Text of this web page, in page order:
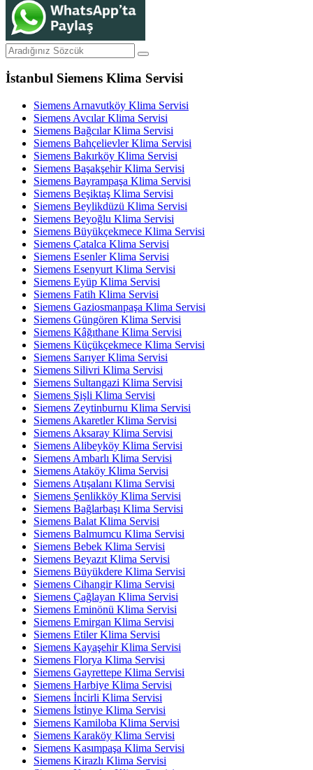
İstanbul Siemens Klima Servisi
Siemens Arnavutköy Klima Servisi
Siemens Avcılar Klima Servisi
Siemens Bağcılar Klima Servisi
Siemens Bahçelievler Klima Servisi
Siemens Bakırköy Klima Servisi
Siemens Başakşehir Klima Servisi
Siemens Bayrampaşa Klima Servisi
Siemens Beşiktaş Klima Servisi
Siemens Beylikdüzü Klima Servisi
Siemens Beyoğlu Klima Servisi
Siemens Büyükçekmece Klima Servisi
Siemens Çatalca Klima Servisi
Siemens Esenler Klima Servisi
Siemens Esenyurt Klima Servisi
Siemens Eyüp Klima Servisi
Siemens Fatih Klima Servisi
Siemens Gaziosmanpaşa Klima Servisi
Siemens Güngören Klima Servisi
Siemens Kâğıthane Klima Servisi
Siemens Küçükçekmece Klima Servisi
Siemens Sarıyer Klima Servisi
Siemens Silivri Klima Servisi
Siemens Sultangazi Klima Servisi
Siemens Şişli Klima Servisi
Siemens Zeytinburnu Klima Servisi
Siemens Akaretler Klima Servisi
Siemens Aksaray Klima Servisi
Siemens Alibeyköy Klima Servisi
Siemens Ambarlı Klima Servisi
Siemens Ataköy Klima Servisi
Siemens Atışalanı Klima Servisi
Siemens Şenlikköy Klima Servisi
Siemens Bağlarbaşı Klima Servisi
Siemens Balat Klima Servisi
Siemens Balmumcu Klima Servisi
Siemens Bebek Klima Servisi
Siemens Beyazıt Klima Servisi
Siemens Büyükdere Klima Servisi
Siemens Cihangir Klima Servisi
Siemens Çağlayan Klima Servisi
Siemens Eminönü Klima Servisi
Siemens Emirgan Klima Servisi
Siemens Etiler Klima Servisi
Siemens Kayaşehir Klima Servisi
Siemens Florya Klima Servisi
Siemens Gayrettepe Klima Servisi
Siemens Harbiye Klima Servisi
Siemens İncirli Klima Servisi
Siemens İstinye Klima Servisi
Siemens Kamiloba Klima Servisi
Siemens Karaköy Klima Servisi
Siemens Kasımpaşa Klima Servisi
Siemens Kirazlı Klima Servisi